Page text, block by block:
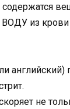
содержатся
из
английский)
не